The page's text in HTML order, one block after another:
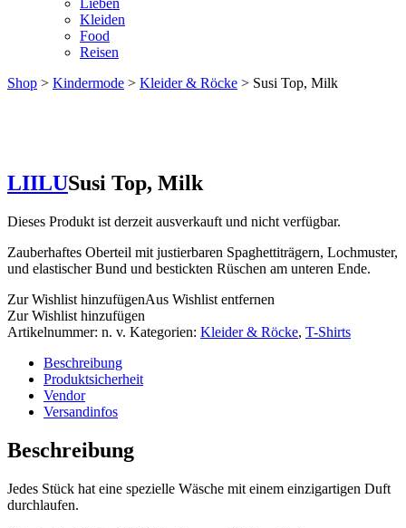
Lieben
Kleiden
Food
Reisen
Shop > Kindermode > Kleider & Röcke > Susi Top, Milk
LIILUSusi Top, Milk
Dieses Produkt ist derzeit ausverkauft und nicht verfügbar.
Zauberhaftes Oberteil mit justierbaren Spaghettiträgern, Lochmuster,
und elastischer Bund und bestickten Rüschen am unteren Ende.
Zur Wishlist hinzufügenAus Wishlist entfernen
Zur Wishlist hinzufügen
Artikelnummer: n. v. Kategorien: Kleider & Röcke, T-Shirts
Beschreibung
Produktsicherheit
Vendor
Versandinfos
Beschreibung
Jedes Stück hat eine spezielle Wäsche mit einem einzigartigen Duft
durchlaufen.